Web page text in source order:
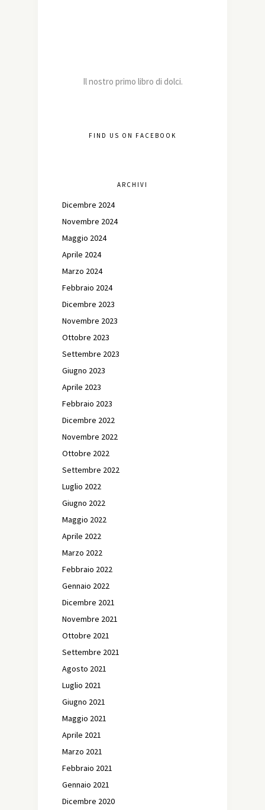
Il nostro primo libro di dolci.
FIND US ON FACEBOOK
ARCHIVI
Dicembre 2024
Novembre 2024
Maggio 2024
Aprile 2024
Marzo 2024
Febbraio 2024
Dicembre 2023
Novembre 2023
Ottobre 2023
Settembre 2023
Giugno 2023
Aprile 2023
Febbraio 2023
Dicembre 2022
Novembre 2022
Ottobre 2022
Settembre 2022
Luglio 2022
Giugno 2022
Maggio 2022
Aprile 2022
Marzo 2022
Febbraio 2022
Gennaio 2022
Dicembre 2021
Novembre 2021
Ottobre 2021
Settembre 2021
Agosto 2021
Luglio 2021
Giugno 2021
Maggio 2021
Aprile 2021
Marzo 2021
Febbraio 2021
Gennaio 2021
Dicembre 2020